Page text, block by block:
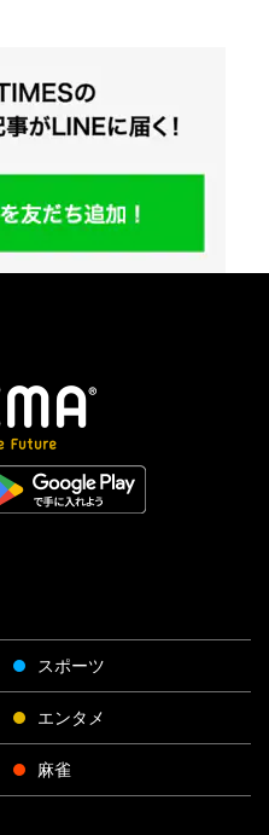
スポーツ
エンタメ
麻雀